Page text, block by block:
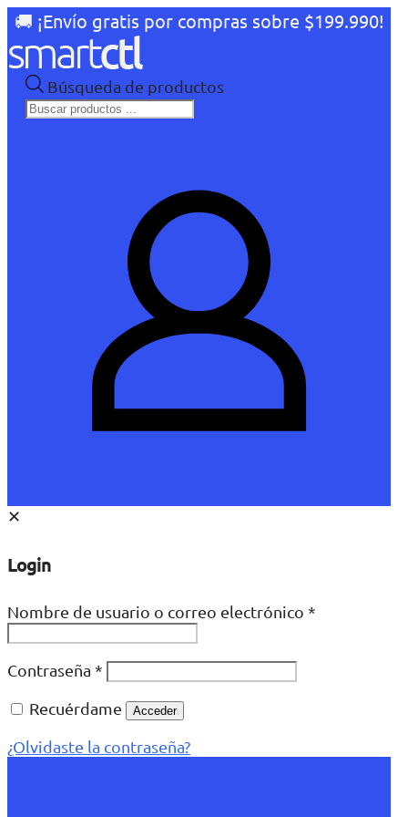
🚚 ¡Envío gratis por compras sobre $199.990!
Búsqueda de productos
✕
Login
Nombre de usuario o correo electrónico *
Contraseña *
Recuérdame
Acceder
¿Olvidaste la contraseña?